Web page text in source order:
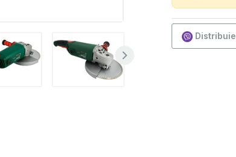
Distribuie